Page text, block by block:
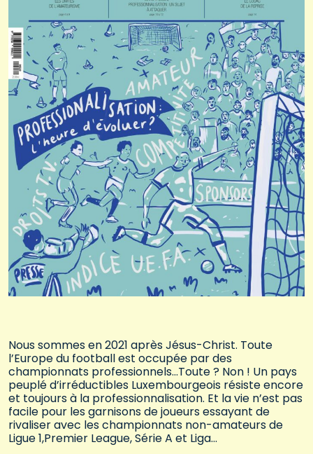
Nous sommes en 2021 après Jésus-Christ. Toute
l’Europe du football est occupée par des
championnats professionnels…Toute ? Non ! Un pays
peuplé d’irréductibles Luxembourgeois résiste encore
et toujours à la professionnalisation. Et la vie n’est pas
facile pour les garnisons de joueurs essayant de
rivaliser avec les championnats non-amateurs de
Ligue 1,Premier League, Série A et Liga…